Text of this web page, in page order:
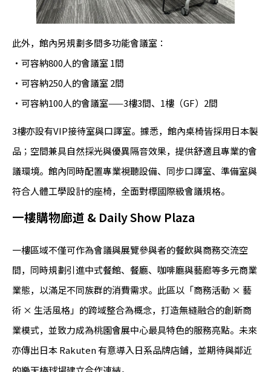
此外，館內另規劃多間多功能會議室：
・可容納800人的會議室 1間
・可容納250人的會議室 2間
・可容納100人的會議室——3樓3間、1樓（GF）2間
3樓亦設有VIP接待室與口譯室。據悉，館內桌椅皆採用日本製
品；空間兼具自然採光與優異隔音效果，提供舒適且專業的會
議環境。館內同時配置專業視聽設備、同步口譯室、準備室與
符合人體工學設計的座椅，全面對標國際級會議規格。
一樓購物廊道 & Daily Show Plaza
一樓區域不僅可作為會議與展覽參與者的餐飲與商務交流空
間，同時規劃引進中式餐館、餐廳、咖啡廳與藝廊等多元商業
業態，以滿足不同族群的消費需求。此區以「商務活動 × 藝
術 × 生活風格」的跨域整合為概念，打造無縫融合的創新商
業模式，並致力成為桃園會展中心最具特色的服務亮點。未來
亦傳出日本 Rakuten 有意導入日系品牌店鋪，並期待與鄰近